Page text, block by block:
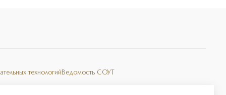
технологий Ведомость СОУТ